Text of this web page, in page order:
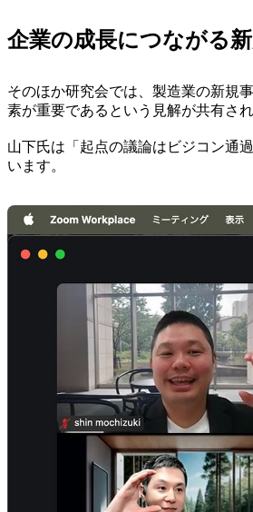
企業の成長につながる
そのほか研究会では、製造業の新規
素が重要であるという見解が共有され
山下氏は「起点の議論はビジコン通
います。